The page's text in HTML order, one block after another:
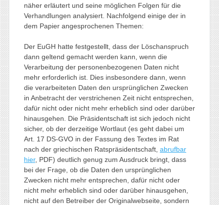
näher erläutert und seine möglichen Folgen für die
Verhandlungen analysiert. Nachfolgend einige der in
dem Papier angesprochenen Themen:
Der EuGH hatte festgestellt, dass der Löschanspruch
dann geltend gemacht werden kann, wenn die
Verarbeitung der personenbezogenen Daten nicht
mehr erforderlich ist. Dies insbesondere dann, wenn
die verarbeiteten Daten den ursprünglichen Zwecken
in Anbetracht der verstrichenen Zeit nicht entsprechen,
dafür nicht oder nicht mehr erheblich sind oder darüber
hinausgehen. Die Präsidentschaft ist sich jedoch nicht
sicher, ob der derzeitige Wortlaut (es geht dabei um
Art. 17 DS-GVO in der Fassung des Textes im Rat
nach der griechischen Ratspräsidentschaft, abrufbar
hier, PDF) deutlich genug zum Ausdruck bringt, dass
bei der Frage, ob die Daten den ursprünglichen
Zwecken nicht mehr entsprechen, dafür nicht oder
nicht mehr erheblich sind oder darüber hinausgehen,
nicht auf den Betreiber der Originalwebseite, sondern